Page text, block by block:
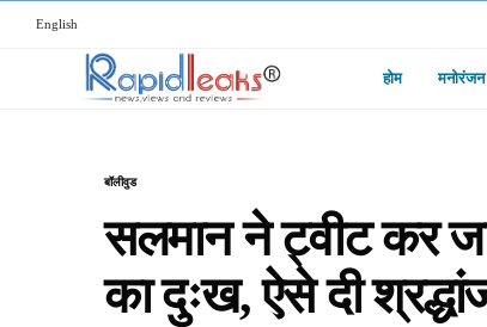
English
होम मनोरंजन
बॉलीवुड
सलमान ने ट्वीट कर
का दुःख, ऐसे दी